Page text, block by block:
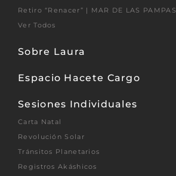
Retiro “Renacer” | MAR DE LAS PAMPAS
Ver Todos
Sobre Laura
Espacio Hacete Cargo
Sesiones Individuales
Carta Natal
Revolución Solar
Tránsitos Planetarios
Registros Akáshicos